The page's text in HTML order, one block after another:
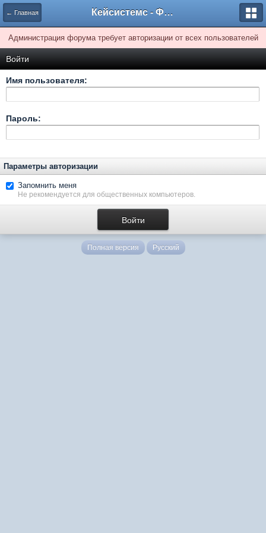
← Главная Кейсистемс - Форумы
Администрация форума требует авторизации от всех пользователей
Войти
Имя пользователя:
Пароль:
Параметры авторизации
Запомнить меня
Не рекомендуется для общественных компьютеров.
Полная версия Русский